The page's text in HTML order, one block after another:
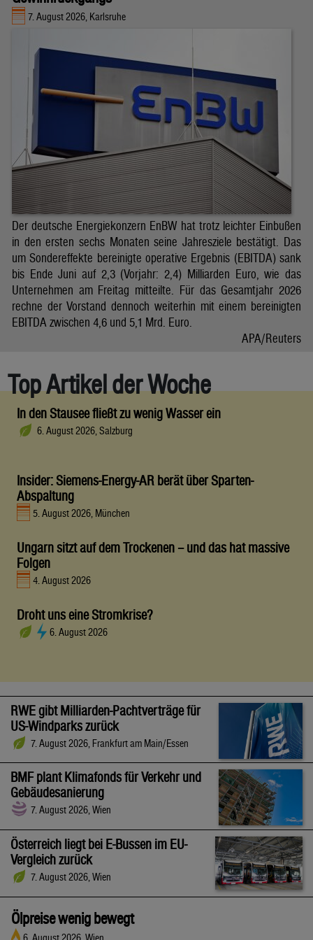
7. August 2026, Karlsruhe
Der deutsche Energiekonzern EnBW hat trotz leichter Einbußen
in den ersten sechs Monaten seine Jahresziele bestätigt. Das
um Sondereffekte bereinigte operative Ergebnis (EBITDA) sank
bis Ende Juni auf 2,3 (Vorjahr: 2,4) Milliarden Euro, wie das
Unternehmen am Freitag mitteilte. Für das Gesamtjahr 2026
rechne der Vorstand dennoch weiterhin mit einem bereinigten
EBITDA zwischen 4,6 und 5,1 Mrd. Euro.
APA/Reuters
Top Artikel der Woche
In den Stausee fließt zu wenig Wasser ein
6. August 2026, Salzburg
Insider: Siemens-Energy-AR berät über Sparten-
Abspaltung
5. August 2026, München
Ungarn sitzt auf dem Trockenen – und das hat massive
Folgen
4. August 2026
Droht uns eine Stromkrise?
6. August 2026
RWE gibt Milliarden-Pachtverträge für
US-Windparks zurück
7. August 2026, Frankfurt am Main/Essen
BMF plant Klimafonds für Verkehr und
Gebäudesanierung
7. August 2026, Wien
Österreich liegt bei E-Bussen im EU-
Vergleich zurück
7. August 2026, Wien
Ölpreise wenig bewegt